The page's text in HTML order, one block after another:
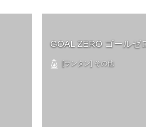
GOAL ZERO ゴールゼ
[ランタン] その他